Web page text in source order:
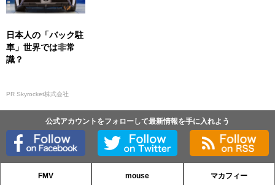
日本人の「バック駐
車」世界では非常
識？
PR Skyrocket株式会社
公式アカウントをフォローして最新情報を手に入れよう
FMV mouse マカフィー